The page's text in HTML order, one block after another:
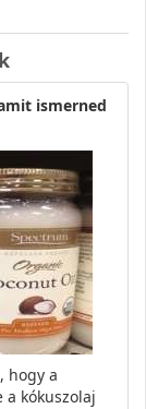
ismerned
hogy a
kókuszolaj